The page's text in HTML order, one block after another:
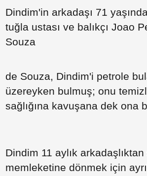
Dindim'in arkadaşı 71
tuğla ustası ve balıkçı Joao
Souza
Paylaş
de Souza, Dindim'i petrole
üzereyken bulmuş; onu
sağlığına kavuşana dek ona
Paylaş
Dindim 11 aylık
memleketine dönmek için